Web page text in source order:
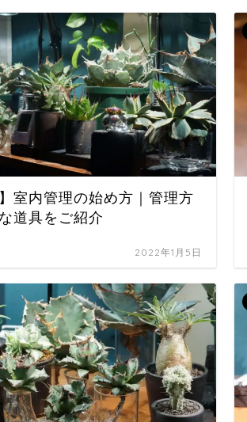
】室内管理の始め方｜管理方
道具をご紹介
2022年1月5日